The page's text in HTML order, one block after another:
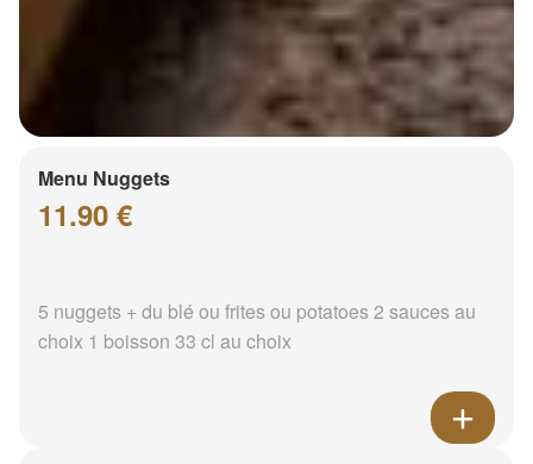
Menu Nuggets
11.90 €
5 nuggets + du blé ou frites ou potatoes 2 sauces au
choix 1 boisson 33 cl au choix